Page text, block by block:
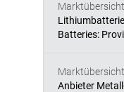
Batteries:
Anbieter